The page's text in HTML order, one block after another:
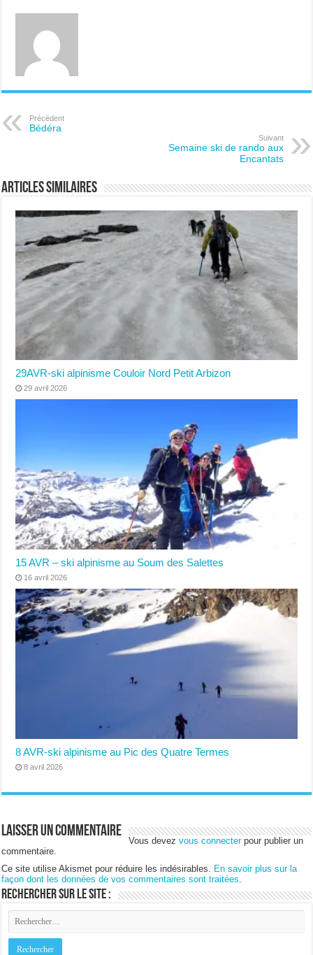
Précédent
Bédéra
Suivant
Semaine ski de rando aux
Encantats
Articles similaires
29AVR-ski alpinisme Couloir Nord Petit Arbizon
29 avril 2026
15 AVR – ski alpinisme au Soum des Salettes
16 avril 2026
8 AVR-ski alpinisme au Pic des Quatre Termes
8 avril 2026
Laisser un commentaire
Vous devezvous connecterpour publier un
commentaire.
Ce site utilise Akismet pour réduire les indésirables.
En savoir plus sur la
façon dont les données de vos commentaires sont traitées
Rechercher sur le site :